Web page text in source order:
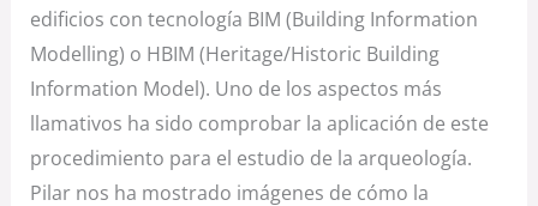
edificios con tecnología BIM (Building Information
Modelling) o HBIM (Heritage/Historic Building
Information Model). Uno de los aspectos más
llamativos ha sido comprobar la aplicación de este
procedimiento para el estudio de la arqueología.
Pilar nos ha mostrado imágenes de cómo la